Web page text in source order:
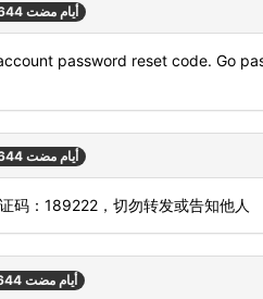
644 أيام مضت
password reset code. Go
644 أيام مضت
码：189222，切勿转发或告知他人
644 أيام مضت